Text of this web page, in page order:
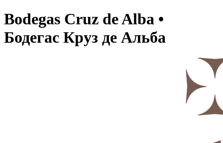
Bodegas Cruz de Alba •
Бодегас Круз де Альба